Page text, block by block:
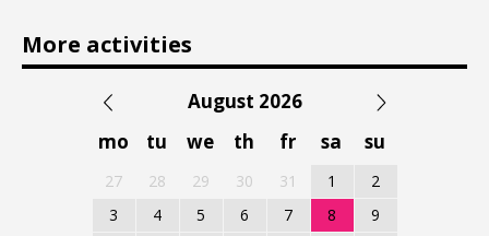
More activities
August 2026
mo
tu we th fr sa su
27 28 29 30 31 1
2
3
4 5 6 7 8
9